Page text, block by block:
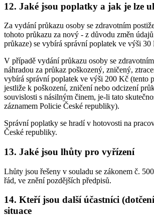
12. Jaké jsou poplatky a jak je lze
Za vydání průkazu osoby se zdravotním
tohoto průkazu za nový - z důvodu změn
průkaze) se vybírá správní poplatek ve výši 30
V případě vydání průkazu osoby se
náhradou za průkaz poškozený, zničený,
vybírá správní poplatek ve výši 200 Kč (tento
jestliže k poškození, zničení nebo odcizení
souvislosti s násilným činem, je-li tato
záznamem Policie České republiky).
Správní poplatky se hradí v hotovosti na
České republiky.
13. Jaké jsou lhůty pro vyřízení
Lhůty jsou řešeny v souladu se zákonem č.
řád, ve znění pozdějších předpisů.
14. Kteří jsou další účastníci
situace